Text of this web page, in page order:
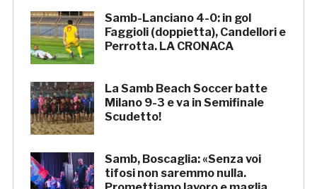
Samb-Lanciano 4-0: in gol
Faggioli (doppietta), Candellori e
Perrotta. LA CRONACA
La Samb Beach Soccer batte
Milano 9-3 e va in Semifinale
Scudetto!
Samb, Boscaglia: «Senza voi
tifosi non saremmo nulla.